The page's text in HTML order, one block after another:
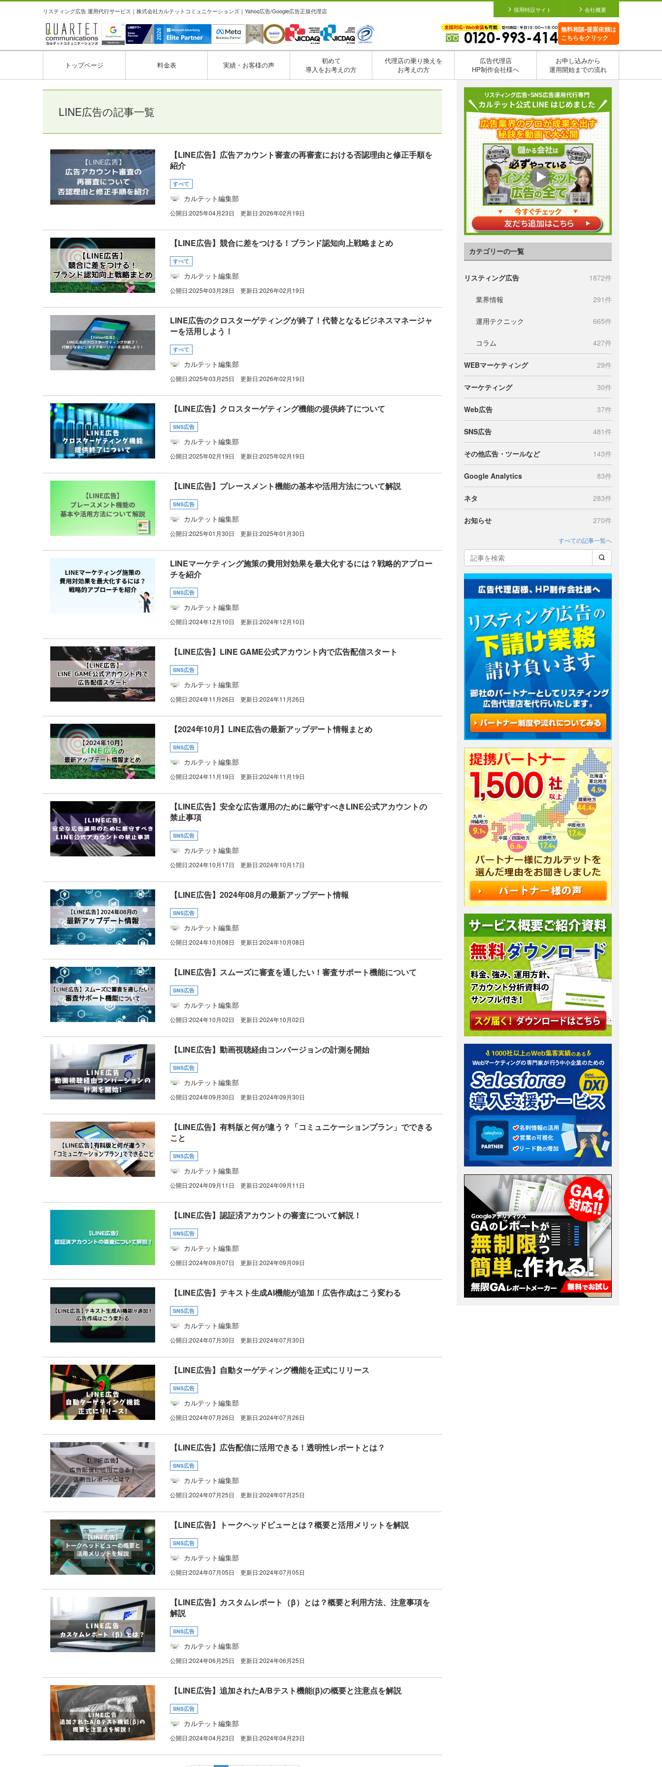
リスティング広告 運用代行サービス｜株式会社カルテットコミュニケーションズ｜Yahoo広告/Google広告正規代理店 採用特設サイト 会社概要
無料相談•提案依頼は
こちらをクリック
トップページ 料金表 実績・お客様の声
初めて
導入をお考えの方
代理店の乗り換えを
お考えの方
広告代理店
HP制作会社様へ
お申し込みから
運用開始までの流れ
LINE広告の記事一覧
【LINE広告】広告アカウント審査の再審査における否認理由と修正手順を
紹介
すべて
カルテット編集部
公開日:2025年04月23日 更新日:2026年02月19日
【LINE広告】競合に差をつける！ブランド認知向上戦略まとめ
すべて
カルテット編集部
公開日:2025年03月28日 更新日:2026年02月19日
LINE広告のクロスターゲティングが終了！代替となるビジネスマネージャ
ーを活用しよう！
すべて
カルテット編集部
公開日:2025年03月25日 更新日:2026年02月19日
【LINE広告】クロスターゲティング機能の提供終了について
SNS広告
カルテット編集部
公開日:2025年02月19日 更新日:2025年02月19日
【LINE広告】プレースメント機能の基本や活用方法について解説
SNS広告
カルテット編集部
公開日:2025年01月30日 更新日:2025年01月30日
LINEマーケティング施策の費用対効果を最大化するには？戦略的アプロー
チを紹介
SNS広告
カルテット編集部
公開日:2024年12月10日 更新日:2024年12月10日
【LINE広告】LINE GAME公式アカウント内で広告配信スタート
SNS広告
カルテット編集部
公開日:2024年11月26日 更新日:2024年11月26日
【2024年10月】LINE広告の最新アップデート情報まとめ
SNS広告
カルテット編集部
公開日:2024年11月19日 更新日:2024年11月19日
【LINE広告】安全な広告運用のために厳守すべきLINE公式アカウントの
禁止事項
SNS広告
カルテット編集部
公開日:2024年10月17日 更新日:2024年10月17日
【LINE広告】2024年08月の最新アップデート情報
SNS広告
カルテット編集部
公開日:2024年10月08日 更新日:2024年10月08日
【LINE広告】スムーズに審査を通したい！審査サポート機能について
SNS広告
カルテット編集部
公開日:2024年10月02日 更新日:2024年10月02日
【LINE広告】動画視聴経由コンバージョンの計測を開始
SNS広告
カルテット編集部
公開日:2024年09月30日 更新日:2024年09月30日
【LINE広告】有料版と何が違う？「コミュニケーションプラン」でできる
こと
SNS広告
カルテット編集部
公開日:2024年09月11日 更新日:2024年09月11日
【LINE広告】認証済アカウントの審査について解説！
SNS広告
カルテット編集部
公開日:2024年09月07日 更新日:2024年09月09日
【LINE広告】テキスト生成AI機能が追加！広告作成はこう変わる
SNS広告
カルテット編集部
公開日:2024年07月30日 更新日:2024年07月30日
【LINE広告】自動ターゲティング機能を正式にリリース
SNS広告
カルテット編集部
公開日:2024年07月26日 更新日:2024年07月26日
【LINE広告】広告配信に活用できる！透明性レポートとは？
SNS広告
カルテット編集部
公開日:2024年07月25日 更新日:2024年07月25日
【LINE広告】トークヘッドビューとは？概要と活用メリットを解説
SNS広告
カルテット編集部
公開日:2024年07月05日 更新日:2024年07月05日
【LINE広告】カスタムレポート（β）とは？概要と利用方法、注意事項を
解説
SNS広告
カルテット編集部
公開日:2024年06月25日 更新日:2024年06月25日
【LINE広告】追加されたA/Bテスト機能(β)の概要と注意点を解説
SNS広告
カルテット編集部
公開日:2024年04月23日 更新日:2024年04月23日
カテゴリーの一覧
リスティング広告 1872件
業界情報 291件
運用テクニック 665件
コラム 427件
WEBマーケティング 29件
マーケティング 30件
Web広告 37件
SNS広告 481件
その他広告・ツールなど 143件
Google Analytics 83件
ネタ 283件
お知らせ 270件
すべての記事一覧へ